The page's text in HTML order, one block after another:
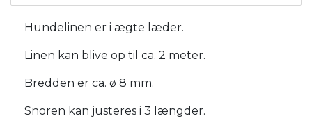
Hundelinen er i ægte læder.
Linen kan blive op til ca. 2 meter.
Bredden er ca. ø 8 mm.
Snoren kan justeres i 3 længder.